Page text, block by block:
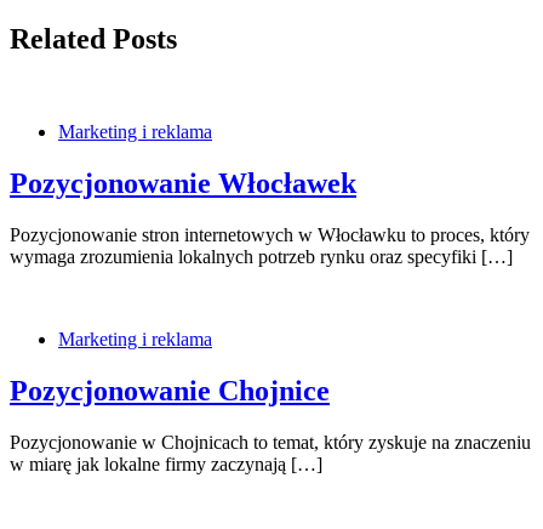
Related Posts
Marketing i reklama
Pozycjonowanie Włocławek
Pozycjonowanie stron internetowych w Włocławku to proces, który
wymaga zrozumienia lokalnych potrzeb rynku oraz specyfiki […]
Marketing i reklama
Pozycjonowanie Chojnice
Pozycjonowanie w Chojnicach to temat, który zyskuje na znaczeniu
w miarę jak lokalne firmy zaczynają […]